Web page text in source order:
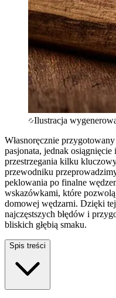
Ilustracja
Własnoręcznie
pasjonata, jednak
przestrzegania kilku
przewodniku
peklowania po finalne
wskazówkami, które
domowej wędzarni. Dzięki
najczęstszych błędów i
bliskich głębią smaku.
Spis treści